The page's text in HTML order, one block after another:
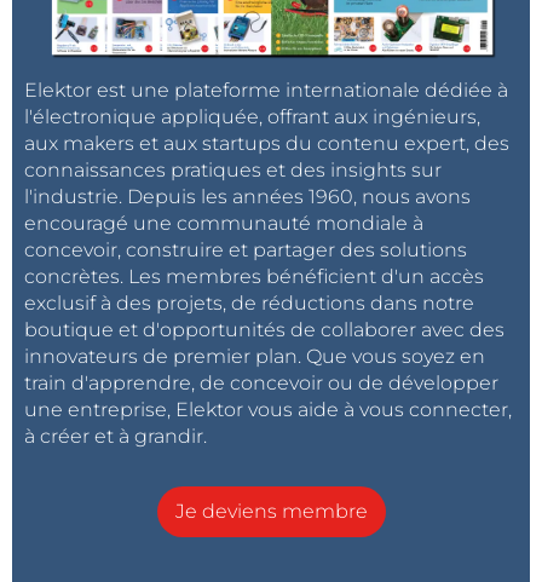
Elektor est une plateforme internationale dédiée à
l'électronique appliquée, offrant aux ingénieurs,
aux makers et aux startups du contenu expert, des
connaissances pratiques et des insights sur
l'industrie. Depuis les années 1960, nous avons
encouragé une communauté mondiale à
concevoir, construire et partager des solutions
concrètes. Les membres bénéficient d'un accès
exclusif à des projets, de réductions dans notre
boutique et d'opportunités de collaborer avec des
innovateurs de premier plan. Que vous soyez en
train d'apprendre, de concevoir ou de développer
une entreprise, Elektor vous aide à vous connecter,
à créer et à grandir.
Je deviens membre